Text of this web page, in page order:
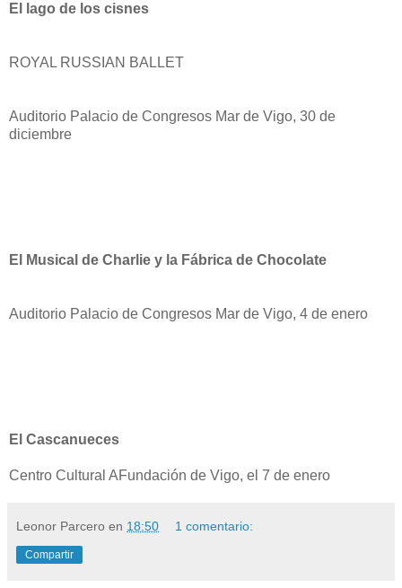
El lago de los cisnes
ROYAL RUSSIAN BALLET
Auditorio Palacio de Congresos Mar de Vigo, 30 de
diciembre
El Musical de Charlie y la Fábrica de Chocolate
Auditorio Palacio de Congresos Mar de Vigo, 4 de enero
El Cascanueces
Centro Cultural AFundación de Vigo, el 7 de enero
Leonor Parcero en 18:50 1 comentario:
Compartir